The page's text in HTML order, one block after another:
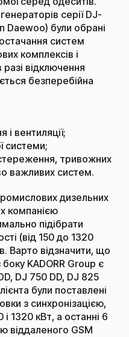
серії DJ-
Daewoo) були обрані
систем
комплексів і
відключення
безперебійна
і вентиляції;
системи;
тривожних
важливих систем.
дизельних
компанією
підібрати
(від 150 до 1320
Варто відзначити, що
KADORR Group є
DJ 750 DD, DJ 825
були поставлені
з синхронізацією,
1320 кВт, а останні 6
віддаленого GSM